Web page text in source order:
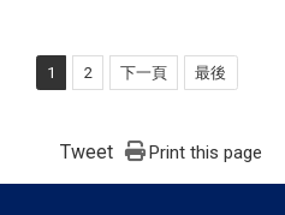
1 2 下一頁 最後
Tweet Print this page